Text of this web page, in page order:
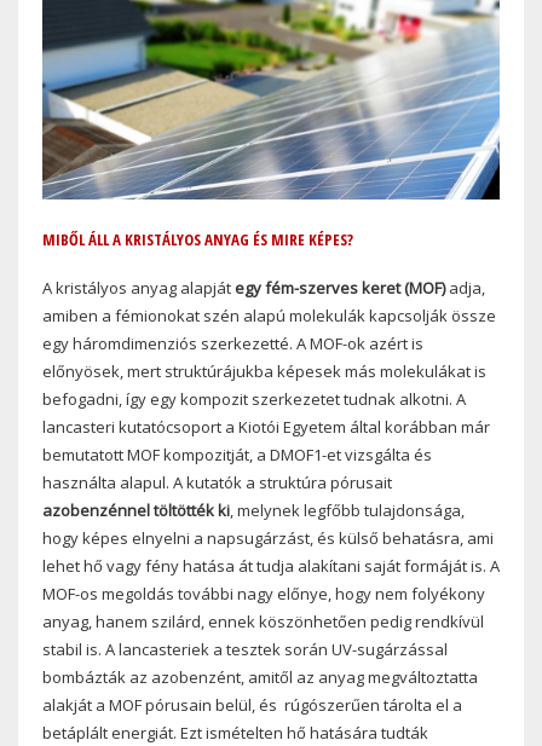
MIBŐL ÁLL A KRISTÁLYOS ANYAG ÉS MIRE KÉPES?
A kristályos anyag alapját egy fém-szerves keret (MOF)adja,
amiben a fémionokat szén alapú molekulák kapcsolják össze
egy háromdimenziós szerkezetté. A MOF-ok azért is
előnyösek, mert struktúrájukba képesek más molekulákat is
befogadni, így egy kompozit szerkezetet tudnak alkotni. A
lancasteri kutatócsoport a Kiotói Egyetem által korábban már
bemutatott MOF kompozitját, a DMOF1-et vizsgálta és
használta alapul. A kutatók a struktúra pórusait
azobenzénnel töltötték ki, melynek legfőbb tulajdonsága,
hogy képes elnyelni a napsugárzást, és külső behatásra, ami
lehet hő vagy fény hatása át tudja alakítani saját formáját is. A
MOF-os megoldás további nagy előnye, hogy nem folyékony
anyag, hanem szilárd, ennek köszönhetően pedig rendkívül
stabil is. A lancasteriek a tesztek során UV-sugárzással
bombázták az azobenzént, amitől az anyag megváltoztatta
alakját a MOF pórusain belül, és rúgószerűen tárolta el a
betáplált energiát. Ezt ismételten hő hatására tudták